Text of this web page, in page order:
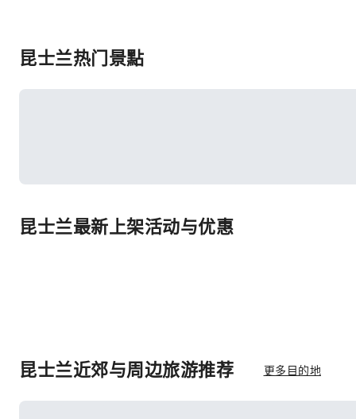
昆士兰热门景點
昆士兰最新上架活动与优惠
昆士兰近郊与周边旅游推荐 更多目的地